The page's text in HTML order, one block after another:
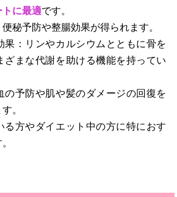
に最適です。
秘予防や整腸効果が得られます。
果：リンやカルシウムとともに骨を
ざまな代謝を助ける機能を持ってい
の予防や肌や髪のダメージの回復を
。
る方やダイエット中の方に特におす